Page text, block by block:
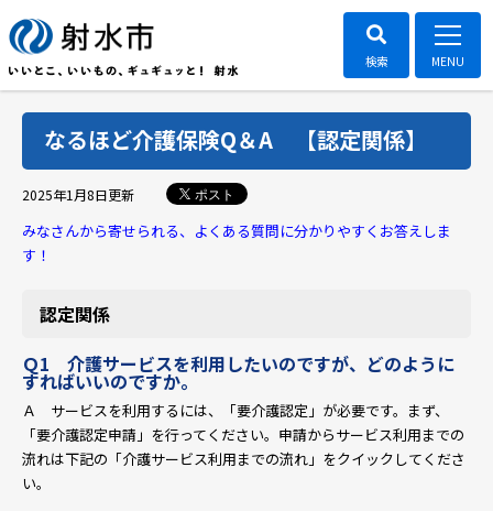
なるほど介護保険Q＆A 【認定関係】
2025年1月8日更新 ポスト
みなさんから寄せられる、よくある質問に分かりやすくお答えしま
す！
認定関係
Ｑ1 介護サービスを利用したいのですが、どのように
すればいいのですか。
Ａ サービスを利用するには、「要介護認定」が必要です。まず、
「要介護認定申請」を行ってください。申請からサービス利用までの
流れは下記の「介護サービス利用までの流れ」をクイックしてくださ
い。